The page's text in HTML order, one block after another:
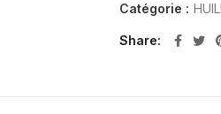
Catégorie :
Share